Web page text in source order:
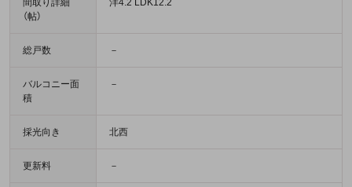
間取り詳細
（帖）
洋4.2 LDK12.2
総戸数 －
バルコニー面
積
－
採光向き 北西
更新料 －